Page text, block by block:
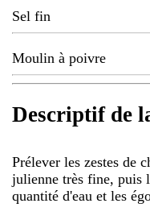
Sel fin
Moulin à poivre
Descriptif de
Prélever les zestes de
julienne très fine, puis
quantité d'eau et les